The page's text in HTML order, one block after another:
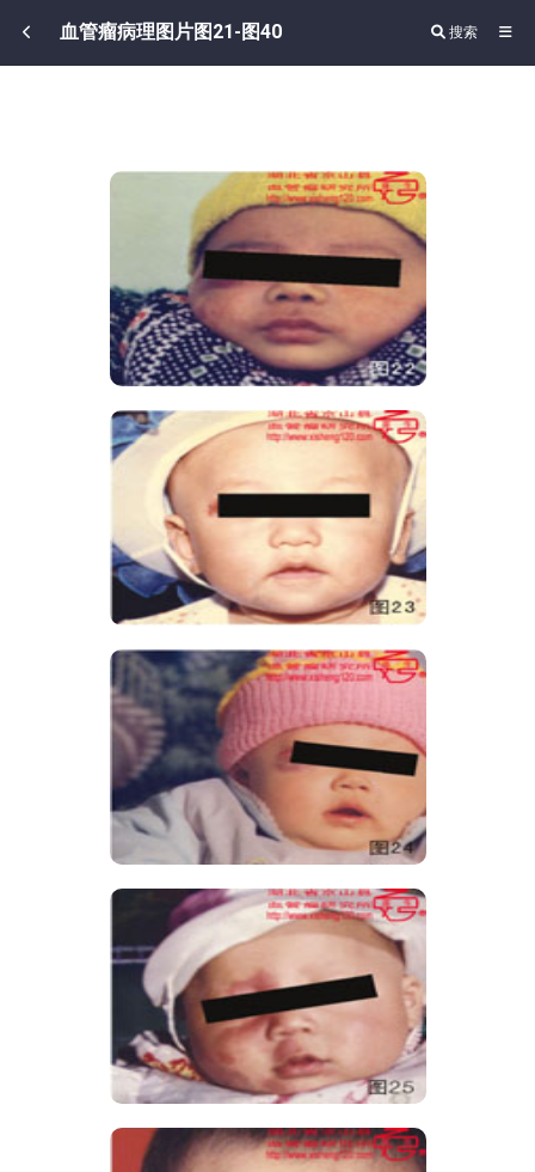
血管瘤病理图片图21-图40 搜索